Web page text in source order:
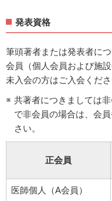
発表資格
筆頭著者または発表者に
会員（個人会員および施
未入会の方はご入会くださ
共著者につきましては
で非会員の場合は、会
さい。
正会員
医師個人（A会員）